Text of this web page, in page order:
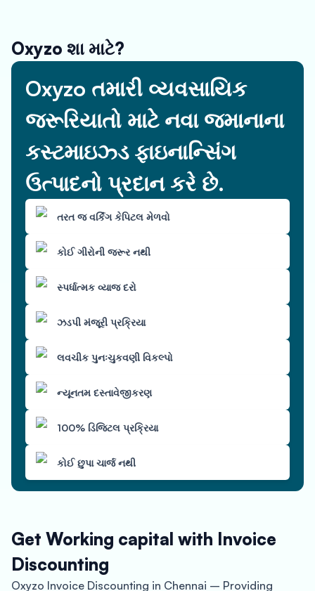
Oxyzo શા માટે?
Oxyzo તમારી વ્યવસાયિક
જરૂરિયાતો માટે નવા જમાનાના
કસ્ટમાઇઝ્ડ ફાઇનાન્સિંગ
ઉત્પાદનો પ્રદાન કરે છે.
તરત જ વર્કિંગ કેપિટલ મેળવો
કોઈ ગીરોની જરૂર નથી
સ્પર્ધાત્મક વ્યાજ દરો
ઝડપી મંજૂરી પ્રક્રિયા
લવચીક પુનઃચુકવણી વિકલ્પો
ન્યૂનતમ દસ્તાવેજીકરણ
100% ડિજિટલ પ્રક્રિયા
કોઈ છુપા ચાર્જ નથી
Get Working capital with Invoice
Discounting
Oxyzo Invoice Discounting in Chennai – Providing